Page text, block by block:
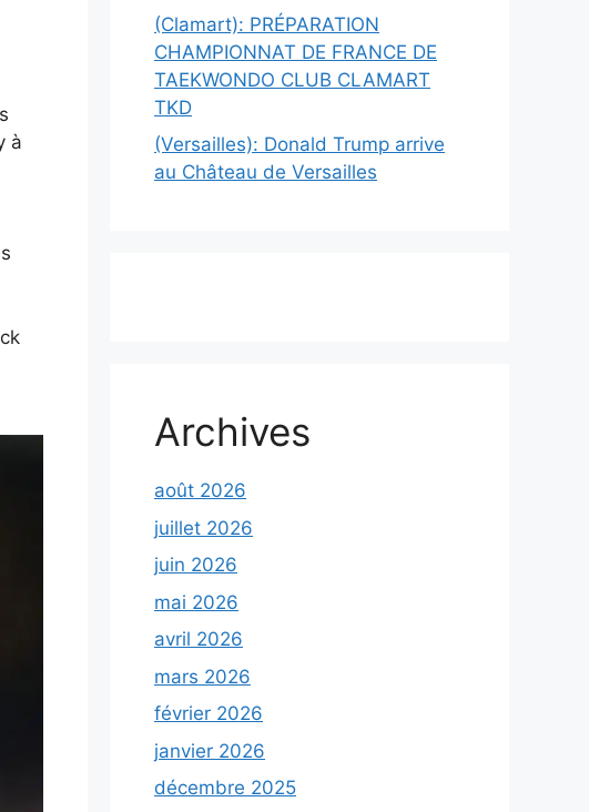
à
(Clamart): PRÉPARATION
CHAMPIONNAT DE FRANCE DE
TAEKWONDO CLUB CLAMART
TKD
(Versailles): Donald Trump arrive
au Château de Versailles
Archives
août 2026
juillet 2026
juin 2026
mai 2026
avril 2026
mars 2026
février 2026
janvier 2026
décembre 2025